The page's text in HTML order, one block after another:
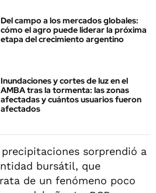
Del campo a los mercados globales:
cómo el agro puede liderar la próxima
etapa del crecimiento argentino
Inundaciones y cortes de luz en el
AMBA tras la tormenta: las zonas
afectadas y cuántos usuarios fueron
afectados
sorprendió a
bursátil, que
de un fenómeno poco